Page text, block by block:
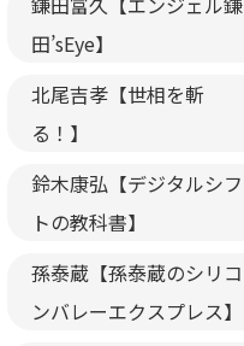
田’sEye】
北尾吉孝【世相を斬
る！】
鈴木康弘【デジタルシフ
トの教科書】
孫泰蔵【孫泰蔵のシリコ
ンバレーエクスプレス】